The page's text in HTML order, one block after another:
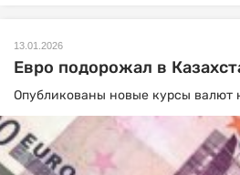
13.01.2026
Евро подорожал в
Опубликованы новые курсы валют